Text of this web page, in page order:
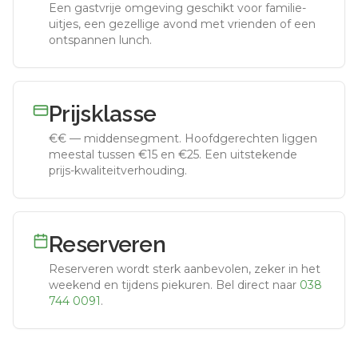
Een gastvrije omgeving geschikt voor familie-
uitjes, een gezellige avond met vrienden of een
ontspannen lunch.
Prijsklasse
€€ — middensegment. Hoofdgerechten liggen
meestal tussen €15 en €25. Een uitstekende
prijs-kwaliteitverhouding.
Reserveren
Reserveren wordt sterk aanbevolen, zeker in het
weekend en tijdens piekuren. Bel direct naar 038
744 0091.